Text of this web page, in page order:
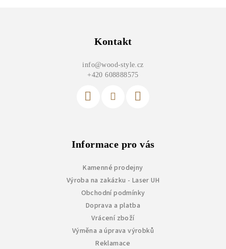
Kontakt
info@wood-style.cz
+420 608888575
Informace pro vás
Kamenné prodejny
Výroba na zakázku - Laser UH
Obchodní podmínky
Doprava a platba
Vrácení zboží
Výměna a úprava výrobků
Reklamace